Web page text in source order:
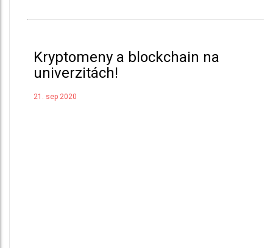
Kryptomeny a blockchain na
univerzitách!
21. sep 2020